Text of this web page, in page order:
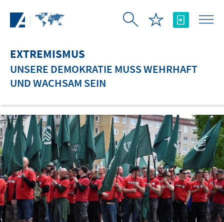
EXTREMISMUS
UNSERE DEMOKRATIE MUSS WEHRHAFT
UND WACHSAM SEIN